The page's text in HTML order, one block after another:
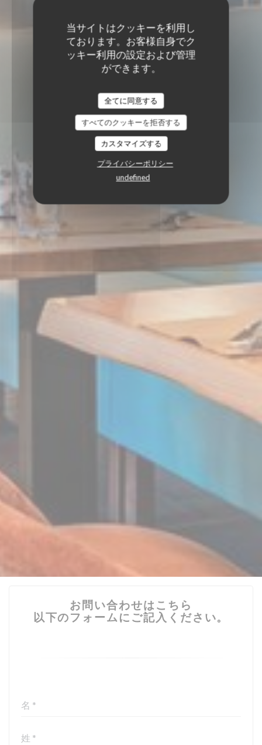
当サイトはクッキーを利用し
ております。お客様自身でク
ッキー利用の設定および管理
ができます。
全てに同意する
すべてのクッキーを拒否する
カスタマイズする
プライバシーポリシー
undefined
お問い合わせはこちら
以下のフォームにご記入ください。